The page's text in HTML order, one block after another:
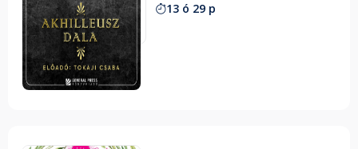
13 ó 29 p